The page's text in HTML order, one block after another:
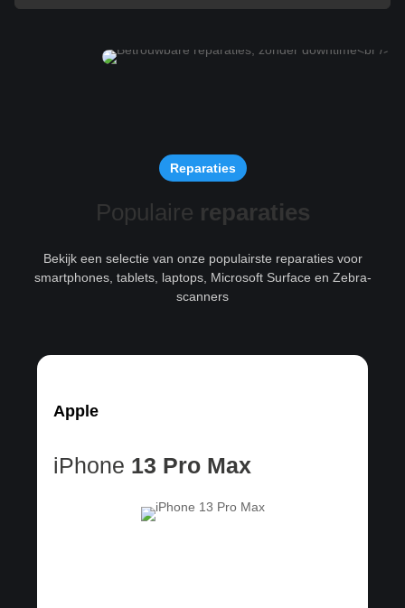
Reparaties
Populaire reparaties
Bekijk een selectie van onze populairste reparaties voor
smartphones, tablets, laptops, Microsoft Surface en Zebra-
scanners
Apple
iPhone 13 Pro Max